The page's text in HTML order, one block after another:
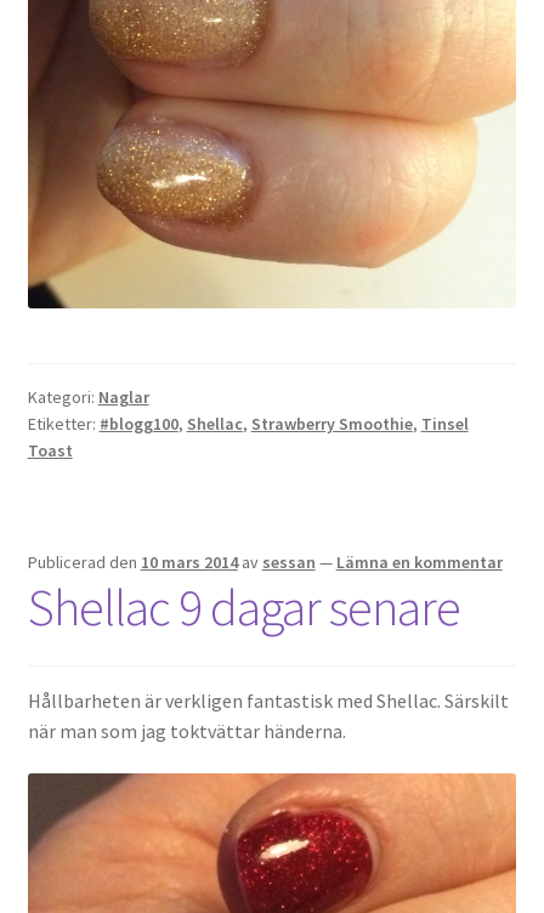
Kategori: Naglar
Etiketter: #blogg100, Shellac, Strawberry Smoothie, Tinsel
Toast
Publicerad den 10 mars 2014 av sessan — Lämna en kommentar
Shellac 9 dagar senare
Hållbarheten är verkligen fantastisk med Shellac. Särskilt
när man som jag toktvättar händerna.